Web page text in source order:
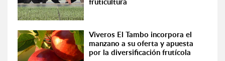
Viveros El Tambo incorpora el
manzano a su oferta y apuesta
por la diversificación frutícola